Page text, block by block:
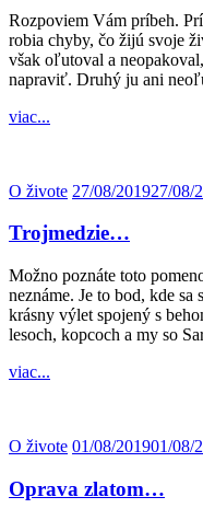
Rozpoviem Vám príbeh.
robia chyby, čo žijú svoje
však oľutoval a
napraviť. Druhý ju ani
viac...
O živote 27/08/201927/08/
Trojmedzie…
Možno poznáte toto
neznáme. Je to bod, kde sa
krásny výlet spojený s
lesoch, kopcoch a my so
viac...
O živote 01/08/201901/08/
Oprava zlatom…